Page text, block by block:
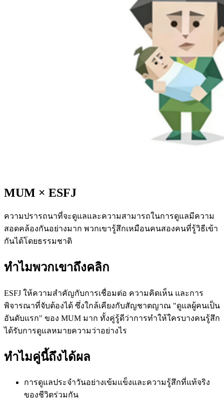
MUM × ESFJ
ความปรารถนาที่จะดูแลและความสามารถในการดูแลมีความ
สอดคล้องกันอย่างมาก พวกเขารู้สึกเหมือนคนสองคนที่รู้วิธีเข้า
กันได้โดยธรรมชาติ
ทำไมพวกเขาถึงคลิก
ESFJ ให้ความสำคัญกับการเชื่อมต่อ ความคิดเห็น และการ
พิจารณาที่จับต้องได้ ซึ่งใกล้เคียงกับสัญชาตญาณ "ดูแลผู้คนเป็น
อันดับแรก" ของ MUM มาก ทั้งคู่รู้ดีว่าการทำให้ใครบางคนรู้สึก
ได้รับการดูแลหมายความว่าอย่างไร
ทำไมคู่นี้ถึงได้ผล
การดูแลประจำวันอย่างเข้มแข็งและความรู้สึกที่แท้จริง
ของชีวิตร่วมกัน